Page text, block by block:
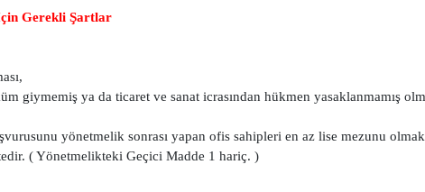
Gerekli Şartlar
giymemiş ya da ticaret ve sanat icrasından hükmen yasaklanmamış
yönetmelik sonrası yapan ofis sahipleri en az lise mezunu olmak
( Yönetmelikteki Geçici Madde 1 hariç. )